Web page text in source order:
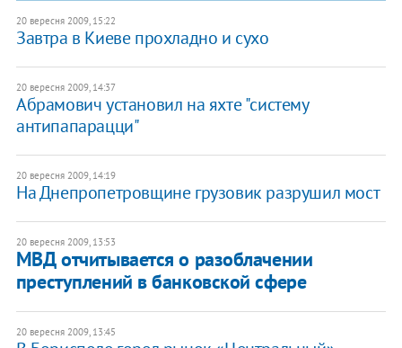
20 вересня 2009, 15:22
Завтра в Киеве прохладно и сухо
20 вересня 2009, 14:37
Абрамович установил на яхте "систему
антипапарацци"
20 вересня 2009, 14:19
На Днепропетровщине грузовик разрушил мост
20 вересня 2009, 13:53
МВД отчитывается о разоблачении
преступлений в банковской сфере
20 вересня 2009, 13:45